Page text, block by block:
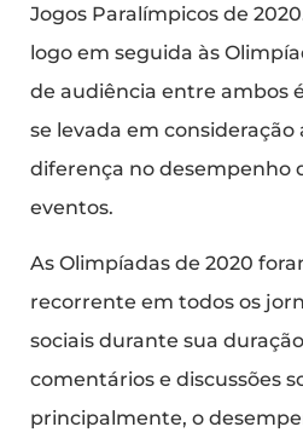
Jogos Paralímpicos de
logo em seguida às
de audiência entre ambos
se levada em
diferença no desempenho
eventos.
As Olimpíadas de 2020
recorrente em todos os
sociais durante sua
comentários e discussões
principalmente, o